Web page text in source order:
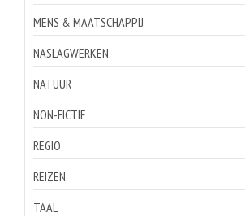
MENS & MAATSCHAPPIJ
NASLAGWERKEN
NATUUR
NON-FICTIE
REGIO
REIZEN
TAAL